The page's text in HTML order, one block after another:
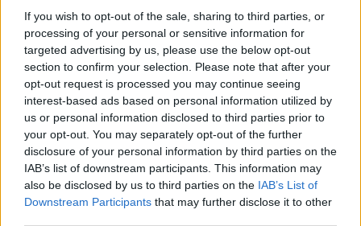
If you wish to opt-out of the sale, sharing to third parties, or
processing of your personal or sensitive information for
targeted advertising by us, please use the below opt-out
section to confirm your selection. Please note that after your
opt-out request is processed you may continue seeing
interest-based ads based on personal information utilized by
us or personal information disclosed to third parties prior to
your opt-out. You may separately opt-out of the further
disclosure of your personal information by third parties on the
IAB’s list of downstream participants. This information may
also be disclosed by us to third parties on the IAB’s List of
Downstream Participants that may further disclose it to other